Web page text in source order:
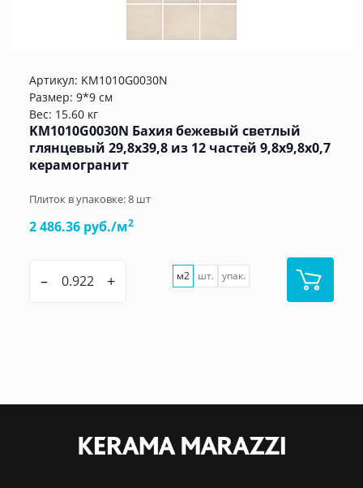
Артикул: KM1010G0030N
Размер: 9*9 см
Вес: 15.60 кг
KM1010G0030N Бахия бежевый светлый
глянцевый 29,8х39,8 из 12 частей 9,8x9,8x0,7
керамогранит
Плиток в упаковке:8 шт
2 486.36 руб./м2
– + м2 шт. упак.